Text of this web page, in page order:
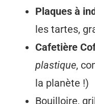
Plaques à
les tartes,
Cafetière
plastique,
la planète !)
Bouilloire,